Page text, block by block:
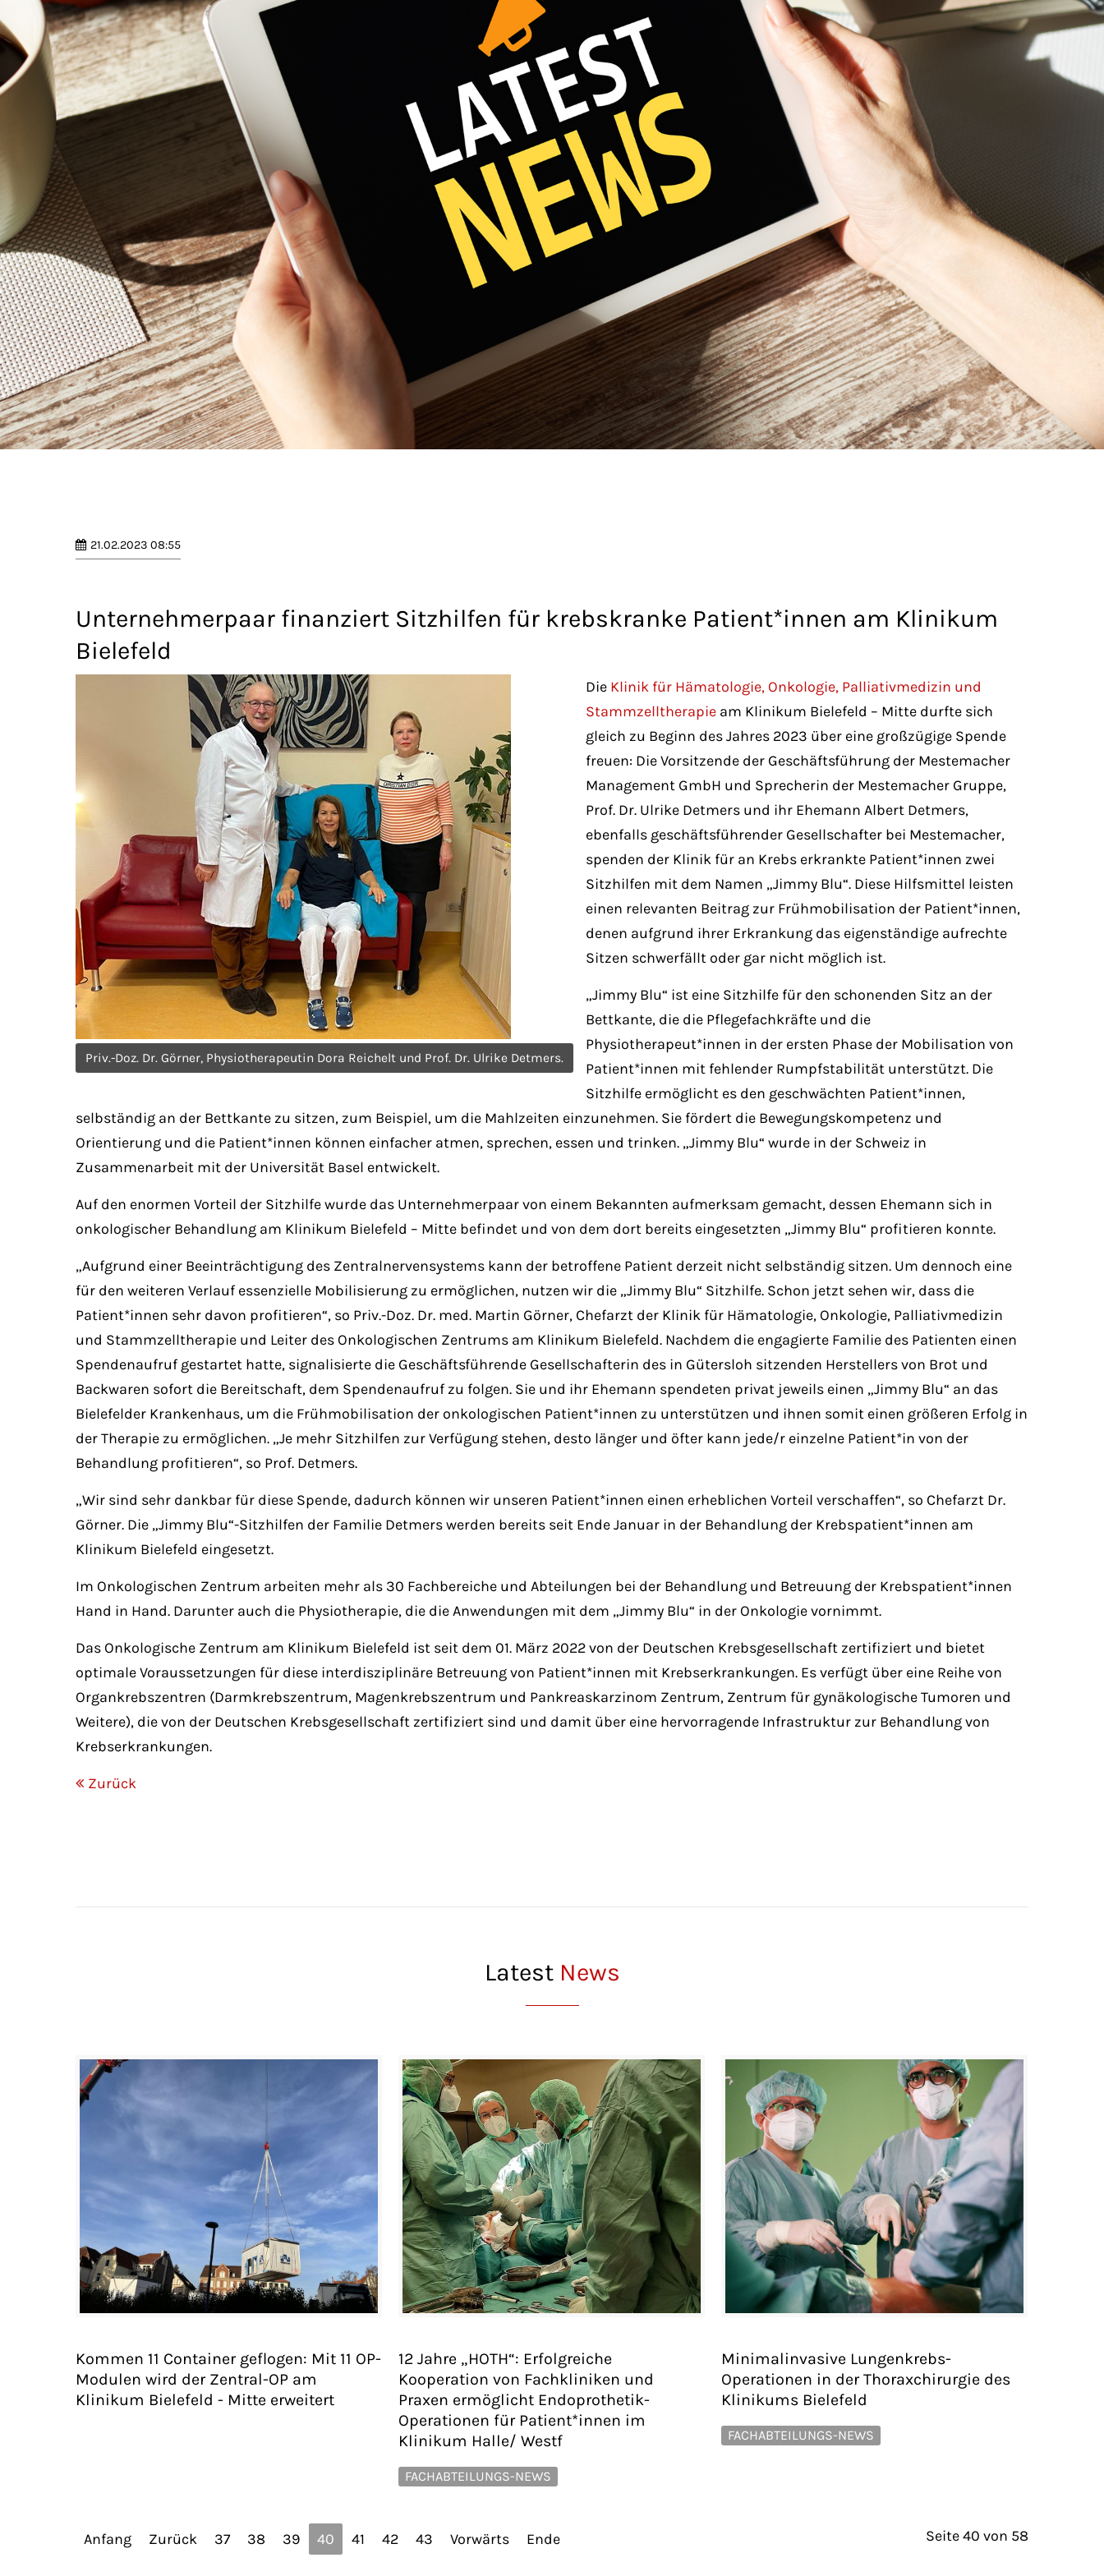
Mon - Fri 8:00am - 5:00pm
21.02.2023 08:55
Unternehmerpaar finanziert Sitzhilfen für krebskranke Patient*innen am Klinikum
Bielefeld
Priv.-Doz. Dr. Görner, Physiotherapeutin Dora Reichelt und Prof. Dr. Ulrike Detmers.
Die Klinik für Hämatologie, Onkologie, Palliativmedizin und
Stammzelltherapie am Klinikum Bielefeld – Mitte durfte sich
gleich zu Beginn des Jahres 2023 über eine großzügige Spende
freuen: Die Vorsitzende der Geschäftsführung der Mestemacher
Management GmbH und Sprecherin der Mestemacher Gruppe,
Prof. Dr. Ulrike Detmers und ihr Ehemann Albert Detmers,
ebenfalls geschäftsführender Gesellschafter bei Mestemacher,
spenden der Klinik für an Krebs erkrankte Patient*innen zwei
Sitzhilfen mit dem Namen „Jimmy Blu“. Diese Hilfsmittel leisten
einen relevanten Beitrag zur Frühmobilisation der Patient*innen,
denen aufgrund ihrer Erkrankung das eigenständige aufrechte
Sitzen schwerfällt oder gar nicht möglich ist.
„Jimmy Blu“ ist eine Sitzhilfe für den schonenden Sitz an der
Bettkante, die die Pflegefachkräfte und die
Physiotherapeut*innen in der ersten Phase der Mobilisation von
Patient*innen mit fehlender Rumpfstabilität unterstützt. Die
Sitzhilfe ermöglicht es den geschwächten Patient*innen,
selbständig an der Bettkante zu sitzen, zum Beispiel, um die Mahlzeiten einzunehmen. Sie fördert die Bewegungskompetenz und
Orientierung und die Patient*innen können einfacher atmen, sprechen, essen und trinken. „Jimmy Blu“ wurde in der Schweiz in
Zusammenarbeit mit der Universität Basel entwickelt.
Auf den enormen Vorteil der Sitzhilfe wurde das Unternehmerpaar von einem Bekannten aufmerksam gemacht, dessen Ehemann sich in
onkologischer Behandlung am Klinikum Bielefeld – Mitte befindet und von dem dort bereits eingesetzten „Jimmy Blu“ profitieren konnte.
„Aufgrund einer Beeinträchtigung des Zentralnervensystems kann der betroffene Patient derzeit nicht selbständig sitzen. Um dennoch eine
für den weiteren Verlauf essenzielle Mobilisierung zu ermöglichen, nutzen wir die „Jimmy Blu“ Sitzhilfe. Schon jetzt sehen wir, dass die
Patient*innen sehr davon profitieren“, so Priv.-Doz. Dr. med. Martin Görner, Chefarzt der Klinik für Hämatologie, Onkologie, Palliativmedizin
und Stammzelltherapie und Leiter des Onkologischen Zentrums am Klinikum Bielefeld. Nachdem die engagierte Familie des Patienten einen
Spendenaufruf gestartet hatte, signalisierte die Geschäftsführende Gesellschafterin des in Gütersloh sitzenden Herstellers von Brot und
Backwaren sofort die Bereitschaft, dem Spendenaufruf zu folgen. Sie und ihr Ehemann spendeten privat jeweils einen „Jimmy Blu“ an das
Bielefelder Krankenhaus, um die Frühmobilisation der onkologischen Patient*innen zu unterstützen und ihnen somit einen größeren Erfolg in
der Therapie zu ermöglichen. „Je mehr Sitzhilfen zur Verfügung stehen, desto länger und öfter kann jede/r einzelne Patient*in von der
Behandlung profitieren“, so Prof. Detmers.
„Wir sind sehr dankbar für diese Spende, dadurch können wir unseren Patient*innen einen erheblichen Vorteil verschaffen“, so Chefarzt Dr.
Görner. Die „Jimmy Blu“-Sitzhilfen der Familie Detmers werden bereits seit Ende Januar in der Behandlung der Krebspatient*innen am
Klinikum Bielefeld eingesetzt.
Im Onkologischen Zentrum arbeiten mehr als 30 Fachbereiche und Abteilungen bei der Behandlung und Betreuung der Krebspatient*innen
Hand in Hand. Darunter auch die Physiotherapie, die die Anwendungen mit dem „Jimmy Blu“ in der Onkologie vornimmt.
Das Onkologische Zentrum am Klinikum Bielefeld ist seit dem 01. März 2022 von der Deutschen Krebsgesellschaft zertifiziert und bietet
optimale Voraussetzungen für diese interdisziplinäre Betreuung von Patient*innen mit Krebserkrankungen. Es verfügt über eine Reihe von
Organkrebszentren (Darmkrebszentrum, Magenkrebszentrum und Pankreaskarzinom Zentrum, Zentrum für gynäkologische Tumoren und
Weitere), die von der Deutschen Krebsgesellschaft zertifiziert sind und damit über eine hervorragende Infrastruktur zur Behandlung von
Krebserkrankungen.
Zurück
Latest News
Kommen 11 Container geflogen: Mit 11 OP-
Modulen wird der Zentral-OP am
Klinikum Bielefeld - Mitte erweitert
12 Jahre „HOTH“: Erfolgreiche
Kooperation von Fachkliniken und
Praxen ermöglicht Endoprothetik-
Operationen für Patient*innen im
Klinikum Halle/ Westf
FACHABTEILUNGS-NEWS
Minimalinvasive Lungenkrebs-
Operationen in der Thoraxchirurgie des
Klinikums Bielefeld
FACHABTEILUNGS-NEWS
Seite 40 von 58
Anfang Zurück 37 38 39 40 41 42 43 Vorwärts Ende